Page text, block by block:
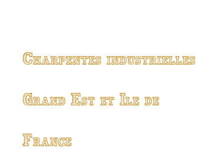
Charpentes industrielles
Grand Est et Ile de
France